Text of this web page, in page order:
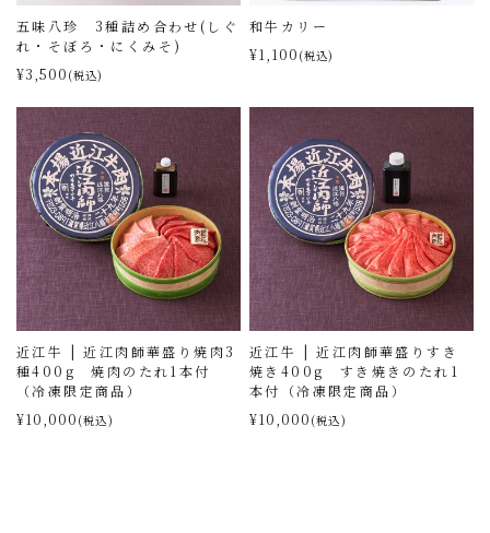
五味八珍 3種詰め合わせ(しぐ
れ・そぼろ・にくみそ)
¥3,500 (税込)
和牛カリー
¥1,100 (税込)
近江牛 | 近江肉師華盛り焼肉3
種400g 焼肉のたれ1本付
（冷凍限定商品）
¥10,000 (税込)
近江牛 | 近江肉師華盛りすき
焼き400g すき焼きのたれ1
本付（冷凍限定商品）
¥10,000 (税込)